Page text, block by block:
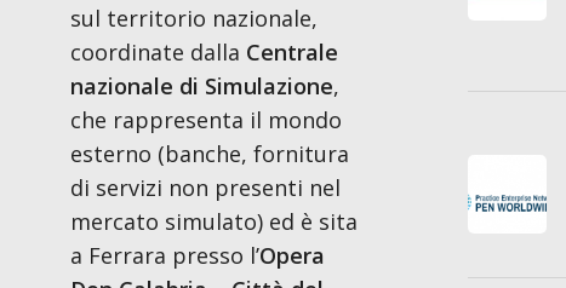
sul territorio nazionale,
coordinate dalla Centrale
nazionale di Simulazione,
che rappresenta il mondo
esterno (banche, fornitura
di servizi non presenti nel
mercato simulato) ed è sita
a Ferrara presso l’Opera